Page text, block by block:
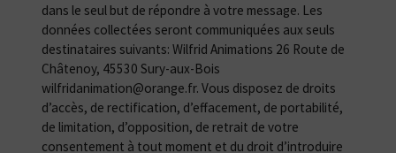
dans le seul but de répondre à votre message. Les
données collectées seront communiquées aux seuls
destinataires suivants: Wilfrid Animations 26 Route de
Châtenoy, 45530 Sury-aux-Bois
wilfridanimation@orange.fr. Vous disposez de droits
d’accès, de rectification, d’effacement, de portabilité,
de limitation, d’opposition, de retrait de votre
consentement à tout moment et du droit d’introduire